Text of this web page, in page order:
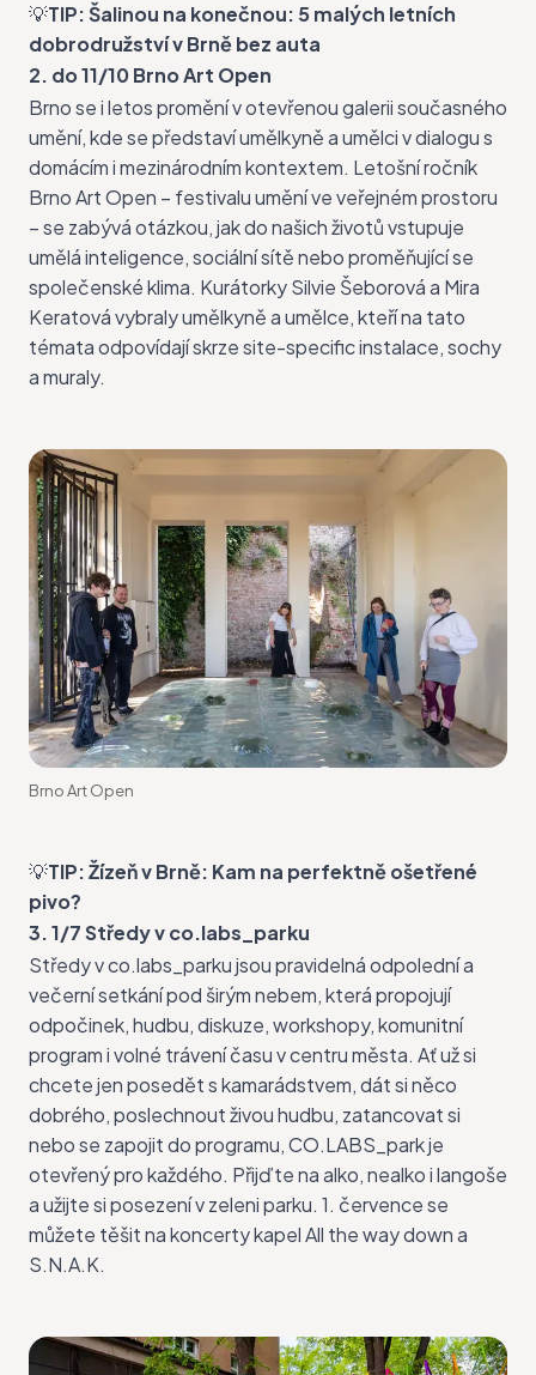
💡TIP: Šalinou na konečnou: 5 malých letních
dobrodružství v Brně bez auta
2. do 11/10 Brno Art Open
Brno se i letos promění v otevřenou galerii současného
umění, kde se představí umělkyně a umělci v dialogu s
domácím i mezinárodním kontextem. Letošní ročník
Brno Art Open – festivalu umění ve veřejném prostoru
– se zabývá otázkou, jak do našich životů vstupuje
umělá inteligence, sociální sítě nebo proměňující se
společenské klima. Kurátorky Silvie Šeborová a Mira
Keratová vybraly umělkyně a umělce, kteří na tato
témata odpovídají skrze site-specific instalace, sochy
a muraly.
Brno Art Open
💡TIP:Žízeň v Brně: Kam na perfektně ošetřené
pivo?
3. 1/7 Středy v co.labs_parku
Středy v co.labs_parkujsou pravidelná odpolední a
večerní setkání pod širým nebem, která propojují
odpočinek, hudbu, diskuze, workshopy, komunitní
program i volné trávení času v centru města. Ať už si
chcete jen posedět s kamarádstvem, dát si něco
dobrého, poslechnout živou hudbu, zatancovat si
nebo se zapojit do programu, CO.LABS_park je
otevřený pro každého. Přijďte na alko, nealko i langoše
a užijte si posezení v zeleni parku. 1. července se
můžete těšit na koncerty kapel All the way down a
S.N.A.K.